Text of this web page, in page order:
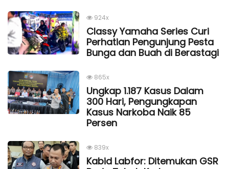
924x
Classy Yamaha Series Curi
Perhatian Pengunjung Pesta
Bunga dan Buah di Berastagi
865x
Ungkap 1.187 Kasus Dalam
300 Hari, Pengungkapan
Kasus Narkoba Naik 85
Persen
839x
Kabid Labfor: Ditemukan GSR